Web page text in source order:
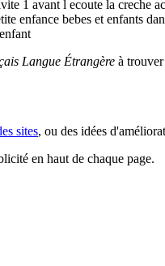
1 avant l ecoute la creche
enfance bebes et enfants
Langue Étrangère à
sites, ou des idées
en haut de chaque page.